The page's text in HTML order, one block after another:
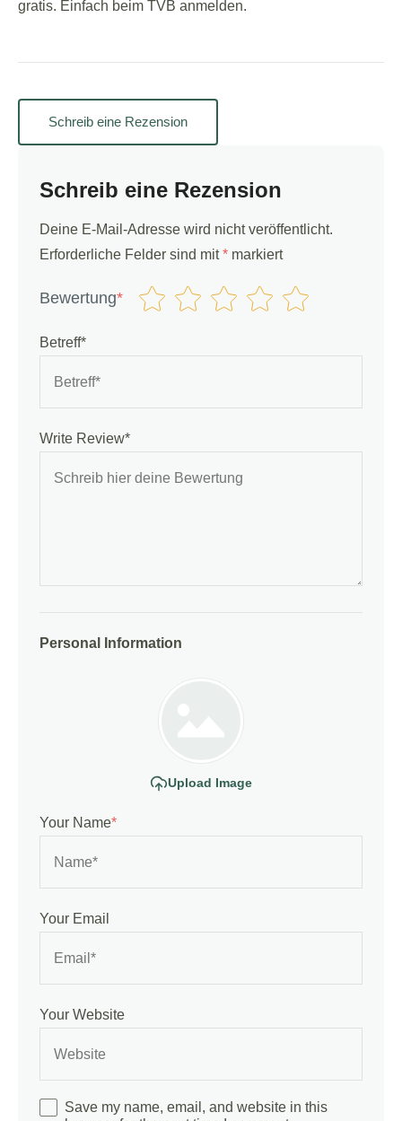
gratis. Einfach beim TVB anmelden.
Schreib eine Rezension
Schreib eine Rezension
Deine E-Mail-Adresse wird nicht veröffentlicht.
Erforderliche Felder sind mit* markiert
Bewertung*
Betreff*
Write Review*
Personal Information
Upload Image
Your Name*
Your Email
Your Website
Save my name, email, and website in this